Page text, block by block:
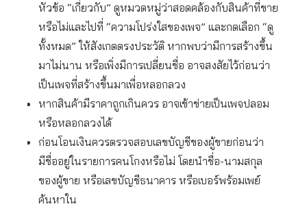
หัวข้อ “เกี่ยวกับ” ดูหมวดหมู่ว่าสอดคล้องกับสินค้าที่ขาย
หรือไม่และไปที่ “ความโปร่งใสของเพจ” และกดเลือก “ดู
ทั้งหมด” ให้สังเกตตรงประวัติ หากพบว่ามีการสร้างขึ้น
มาไม่นาน หรือเพิ่งมีการเปลี่ยนชื่อ อาจสงสัยไว้ก่อนว่า
เป็นเพจที่สร้างขึ้นมาเพื่อหลอกลวง
หากสินค้ามีราคาถูกเกินควร อาจเข้าข่ายเป็นเพจปลอม
หรือหลอกลวงได้
ก่อนโอนเงินควรตรวจสอบเลขบัญชีของผู้ขายก่อนว่า
มีชื่ออยู่ในรายการคนโกงหรือไม่ โดยนำชื่อ-นามสกุล
ของผู้ขาย หรือเลขบัญชีธนาคาร หรือเบอร์พร้อมเพย์
ค้นหาใน